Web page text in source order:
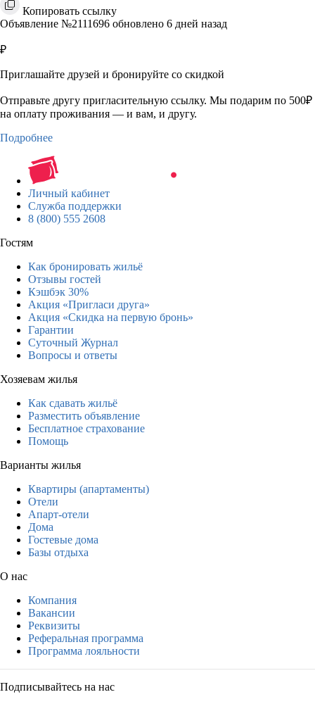
Копировать ссылку
Объявление №2111696 обновлено 6 дней назад
₽
Приглашайте друзей и бронируйте со скидкой
Отправьте другу пригласительную ссылку. Мы подарим по 500₽
на оплату проживания — и вам, и другу.
Подробнее
Личный кабинет
Служба поддержки
8 (800) 555 2608
Гостям
Как бронировать жильё
Отзывы гостей
Кэшбэк 30%
Акция «Пригласи друга»
Акция «Скидка на первую бронь»
Гарантии
Суточный Журнал
Вопросы и ответы
Хозяевам жилья
Как сдавать жильё
Разместить объявление
Бесплатное страхование
Помощь
Варианты жилья
Квартиры (апартаменты)
Отели
Апарт-отели
Дома
Гостевые дома
Базы отдыха
О нас
Компания
Вакансии
Реквизиты
Реферальная программа
Программа лояльности
Подписывайтесь на нас